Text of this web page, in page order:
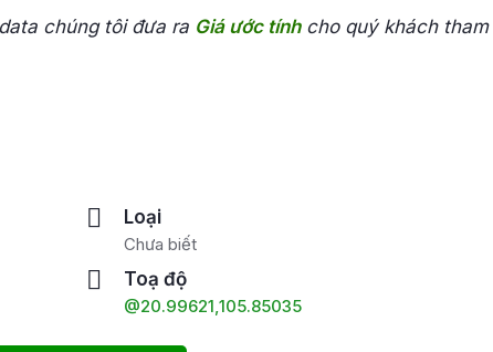
chúng tôi đưa ra Giá ước tínhcho quý khách tham
Loại
Chưa biết
Toạ độ
@20.99621,105.85035